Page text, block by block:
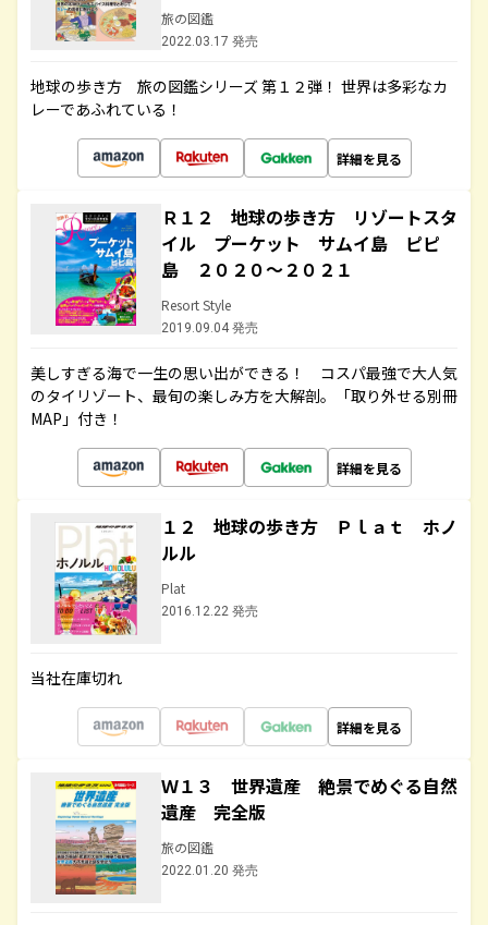
旅の図鑑
2022.03.17 発売
地球の歩き方 旅の図鑑シリーズ 第１２弾！ 世界は多彩なカ
レーであふれている！
詳細を見る
Ｒ１２ 地球の歩き方 リゾートスタ
イル プーケット サムイ島 ピピ
島 ２０２０～２０２１
Resort Style
2019.09.04 発売
美しすぎる海で一生の思い出ができる！ コスパ最強で大人気
のタイリゾート、最旬の楽しみ方を大解剖。「取り外せる別冊
MAP」付き！
詳細を見る
１２ 地球の歩き方 Ｐｌａｔ ホノ
ルル
Plat
2016.12.22 発売
当社在庫切れ
詳細を見る
Ｗ１３ 世界遺産 絶景でめぐる自然
遺産 完全版
旅の図鑑
2022.01.20 発売